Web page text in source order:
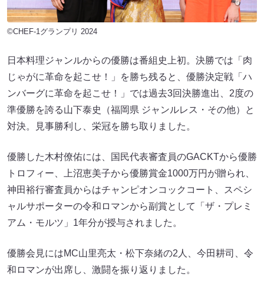
©CHEF-1グランプリ 2024
日本料理ジャンルからの優勝は番組史上初。決勝では「肉
じゃがに革命を起こせ！」を勝ち残ると、優勝決定戦「ハ
ンバーグに革命を起こせ！」では過去3回決勝進出、2度の
準優勝を誇る山下泰史（福岡県 ジャンルレス・その他）と
対決。見事勝利し、栄冠を勝ち取りました。
優勝した木村僚佑には、国民代表審査員のGACKTから優勝
トロフィー、上沼恵美子から優勝賞金1000万円が贈られ、
神田裕行審査員からはチャンピオンコックコート、スペシ
ャルサポーターの令和ロマンから副賞として「ザ・プレミ
アム・モルツ」1年分が授与されました。
優勝会見にはMC山里亮太・松下奈緒の2人、今田耕司、令
和ロマンが出席し、激闘を振り返りました。